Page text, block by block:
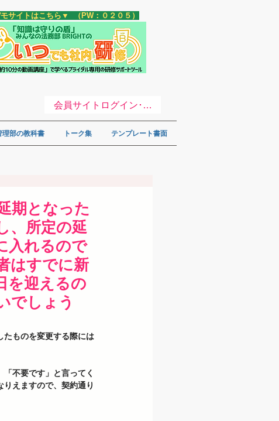
サイトはこちら▼ （PW：０２０５）
理部の教科書 トーク集 テンプレート書面
期となった
、所定の延
入れるので
はすでに新
を迎えるの
でしょう
たものを変更する際には
不要です」と言ってく
えますので、契約通り